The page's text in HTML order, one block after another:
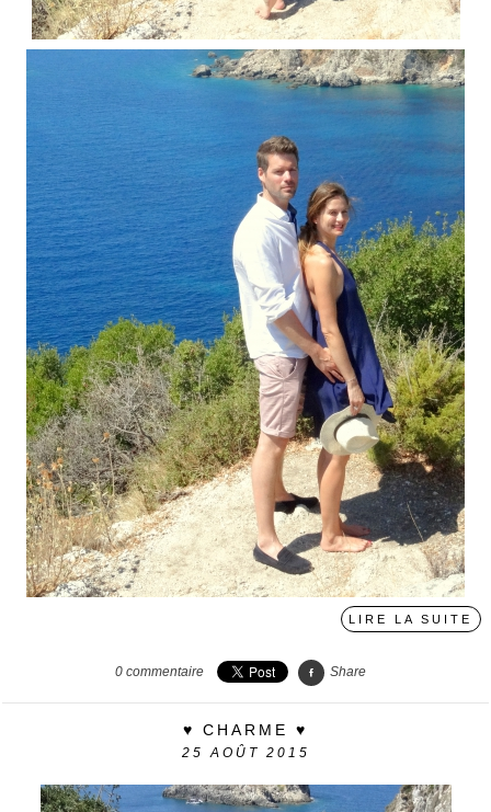
LIRE LA SUITE
0 commentaire Share
♥ CHARME ♥
25 AOÛT 2015